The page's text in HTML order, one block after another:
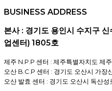
BUSINESS ADDRESS
본사 : 경기도 용인시 수지구
업센터) 1805호
제주 N.P.P 센터 : 제주특별자치도 제
오산 B.C.P 센터 : 경기도 오산시 가장
오산 발효 센터 : 경기도 오산시 독산